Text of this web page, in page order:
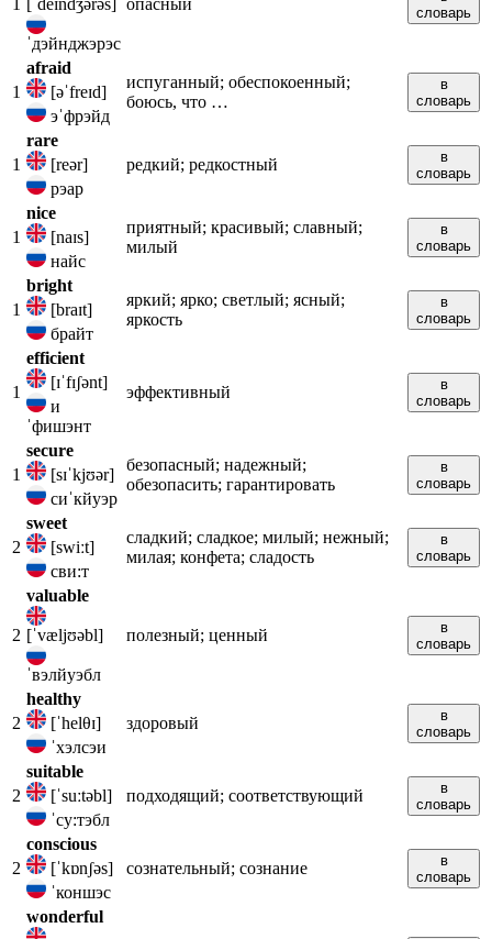
ˈдэйнджэрэс
словарь
1
afraid
[əˈfreɪd]
эˈфрэйд
испуганный; обеспокоенный;
боюсь, что …
в
словарь
1
rare
[reər]
рэар
редкий; редкостный
в
словарь
1
nice
[naɪs]
найс
приятный; красивый; славный;
милый
в
словарь
1
bright
[braɪt]
брайт
яркий; ярко; светлый; ясный;
яркость
в
словарь
1
efficient
[ɪˈfɪʃənt]
и
ˈфишэнт
эффективный
в
словарь
1
secure
[sɪˈkjʊər]
сиˈкйуэр
безопасный; надежный;
обезопасить; гарантировать
в
словарь
2
sweet
[swiːt]
сви:т
сладкий; сладкое; милый; нежный;
милая; конфета; сладость
в
словарь
2
valuable
[ˈvæljʊəbl]
ˈвэлйуэбл
полезный; ценный
в
словарь
2
healthy
[ˈhelθɪ]
ˈхэлсэи
здоровый
в
словарь
2
suitable
[ˈsuːtəbl]
ˈсу:тэбл
подходящий; соответствующий
в
словарь
2
conscious
[ˈkɒnʃəs]
ˈконшэс
сознательный; сознание
в
словарь
wonderful